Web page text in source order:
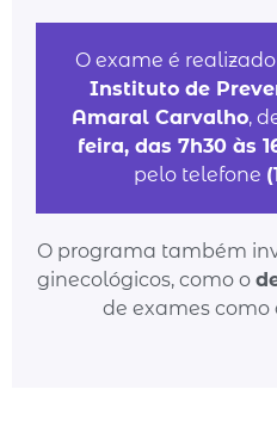
O exame é realizado
Instituto de
Amaral Carvalho,
feira, das 7h30 às
pelo telefone
O programa também
ginecológicos, como o
de exames como